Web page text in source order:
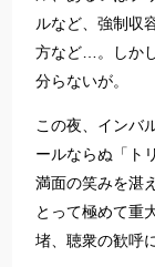
ルなど、強制収
方など…。しか
分らないが。
この夜、インバ
ールならぬ「ト
満面の笑みを湛
とって極めて重
堵、聴衆の歓呼